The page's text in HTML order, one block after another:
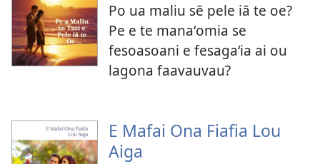
Po ua maliu sē pele iā te oe?
Pe e te manaʻomia se
fesoasoani e fesagaʻia ai ou
lagona faavauvau?
E Mafai Ona Fiafia Lou
Aiga